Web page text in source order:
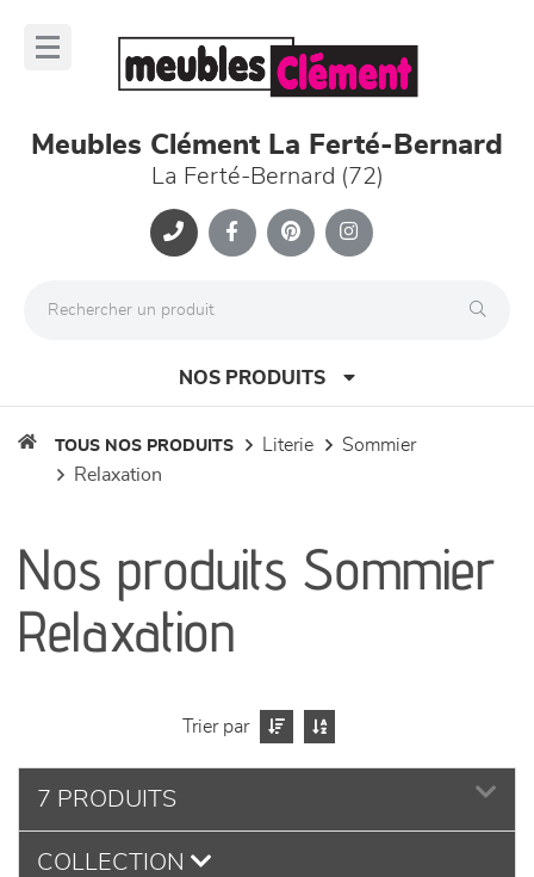
Meubles Clément La Ferté-Bernard
La Ferté-Bernard (72)
NOS PRODUITS
séjours
meubles de complément
literie
décoration
TOUS NOS PRODUITS literie
sommier
relaxation
Nos produits Sommier
Relaxation
Trier par
7 PRODUITS
COLLECTION